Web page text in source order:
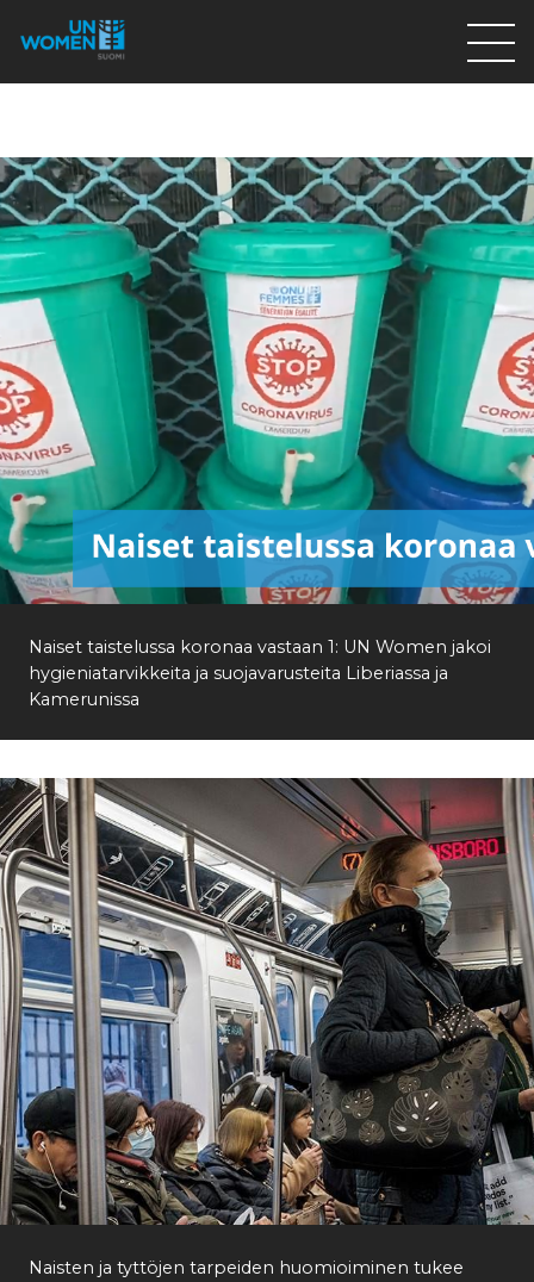
Osallistu
Mitä teemme
Ajankohtaista
Tietoa meistä
På Svenska
Valikon rivi
Lahjoita
Etsi
Naiset taistelussa koronaa vastaan 1: UN Women jakoi
hygieniatarvikkeita ja suojavarusteita Liberiassa ja
Kamerunissa
Naisten ja tyttöjen tarpeiden huomioiminen tukee